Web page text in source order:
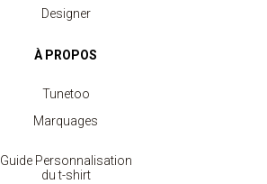
Designer
À PROPOS
Tunetoo
Marquages
Guide Personnalisation
du t-shirt